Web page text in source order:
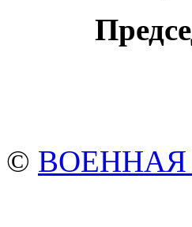
© ВОЕННАЯ